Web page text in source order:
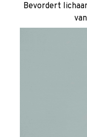
Bevordert